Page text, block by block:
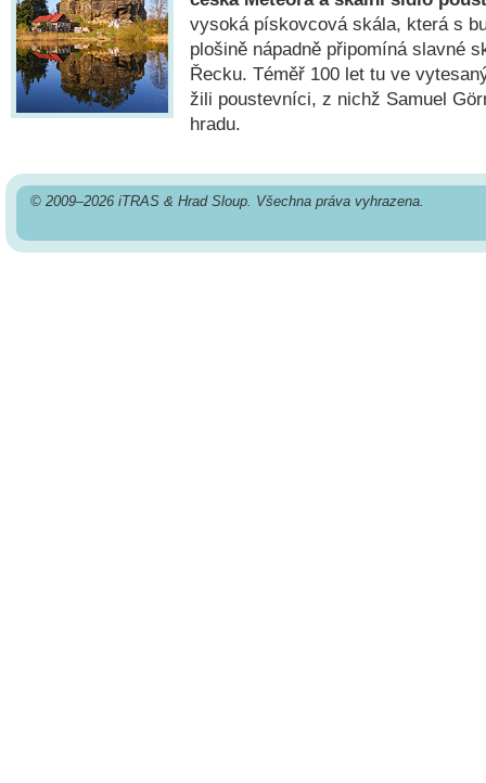
vysoká pískovcová skála, která s
plošině nápadně připomíná slavné
Řecku. Téměř 100 let tu ve
žili poustevníci, z nichž Samuel
hradu.
© 2009–2026 iTRAS & Hrad Sloup. Všechna práva vyhrazena.